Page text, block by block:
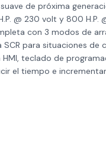
de próxima
@ 230 volt y 800 H.P.
con 3 modos de
para situaciones de
teclado de
el tiempo e